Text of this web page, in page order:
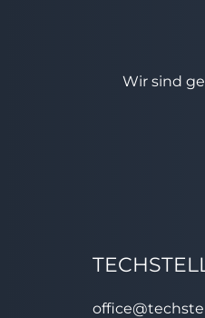
Wir sind